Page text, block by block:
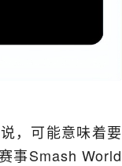
，可能意味着要
事Smash World